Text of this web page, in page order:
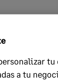
tu
a tu